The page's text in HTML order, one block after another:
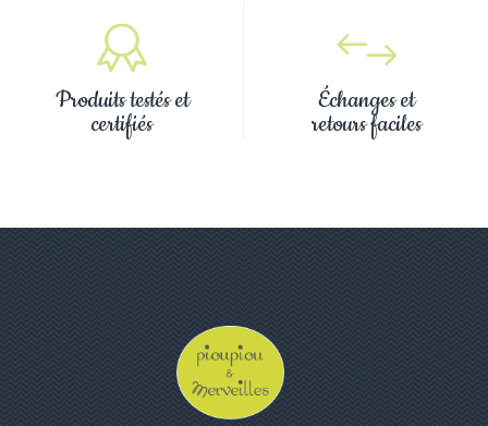
Produits testés et
certifiés
Échanges et
retours faciles